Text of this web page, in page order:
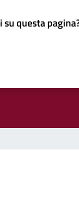
questa